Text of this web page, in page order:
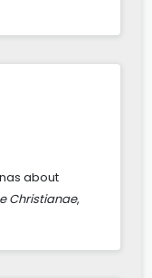
about
Christianae,